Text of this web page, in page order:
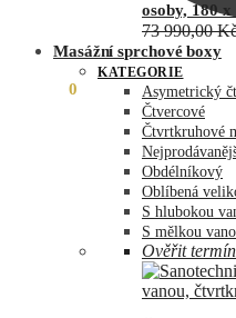
0
osoby, 180
73 990,00
Masážní sprchové boxy
KATEGORIE
Asymetrický
Čtvercové
Čtvrtkruhové
Obdélníkový
Oblíbená
S hlubokou
S mělkou
Ověřit